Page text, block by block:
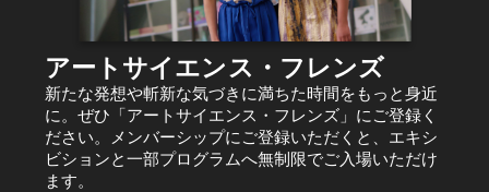
アートサイエンス・フレンズ
新たな発想や斬新な気づきに満ちた時間をもっと身近
に。ぜひ「アートサイエンス・フレンズ」にご登録く
ださい。メンバーシップにご登録いただくと、エキシ
ビションと一部プログラムへ無制限でご入場いただけ
ます。